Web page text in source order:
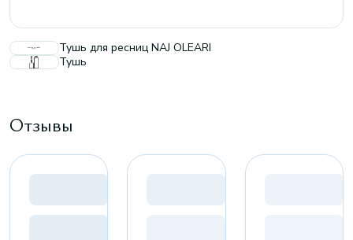
Тушь для ресниц NAJ OLEARI
Тушь
Отзывы